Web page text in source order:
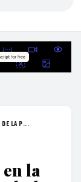
DE LA P...
en la